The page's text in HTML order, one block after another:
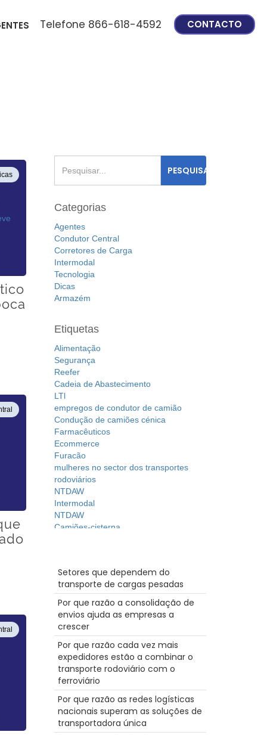
Telefone 866-618-4592 CONTACTO
Categorias
Agentes
Condutor Central
Corretores de Carga
Intermodal
Tecnologia
Dicas
Armazém
Etiquetas
Alimentação
Segurança
Reefer
Cadeia de Abastecimento
LTl
empregos de condutor de camião
Condução de camiões cénica
Farmacêuticos
Ecommerce
Furacão
mulheres no sector dos transportes
rodoviários
NTDAW
Intermodal
NTDAW
Camiões-cisterna
Hazmat
Caminho de ferro
Armazém
Destaque
Aquecimento
LoadPay
Inspecções de camiões
Dicas
ELD
Porto
recompensas de combustível
Carreira
Truckstop.com
Grande Rig
Setores que dependem do
transporte de cargas pesadas
Por que razão a consolidação de
envios ajuda as empresas a
crescer
Por que razão cada vez mais
expedidores estão a combinar o
transporte rodoviário com o
ferroviário
Por que razão as redes logísticas
nacionais superam as soluções de
transportadora única